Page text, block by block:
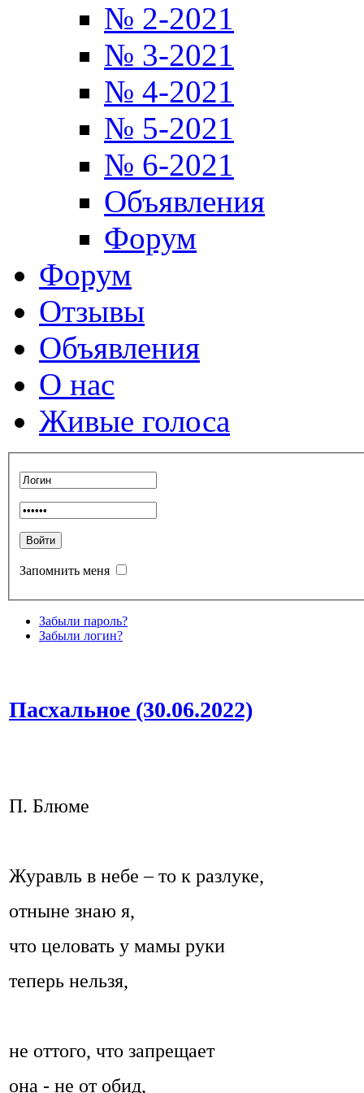
№ 2-2021
№ 3-2021
№ 4-2021
№ 5-2021
№ 6-2021
Объявления
Форум
Форум
Отзывы
Объявления
О нас
Живые голоса
Запомнить меня
Забыли пароль?
Забыли логин?
Пасхальное (30.06.2022)
П. Блюме
Журавль в небе – то к разлуке,
отныне знаю я,
что целовать у мамы руки
теперь нельзя,
не оттого, что запрещает
она - не от обид,